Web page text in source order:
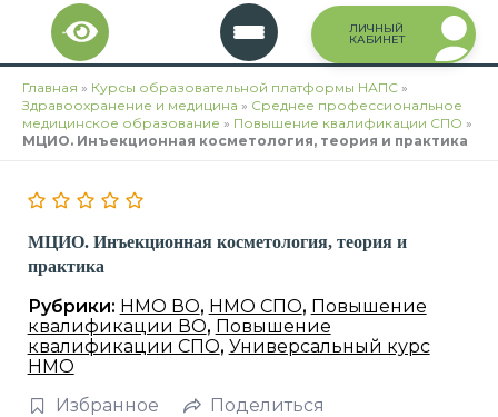
Перейти
содержимому
ЛИЧНЫЙ
КАБИНЕТ
Главная » Курсы образовательной платформы НАПС »
Здравоохранение и медицина » Среднее профессиональное
медицинское образование » Повышение квалификации СПО »
МЦИО. Инъекционная косметология, теория и практика
МЦИО. Инъекционная косметология, теория и
практика
Рубрики: НМО ВО, НМО СПО, Повышение
квалификации ВО, Повышение
квалификации СПО, Универсальный курс
НМО
Избранное
Поделиться